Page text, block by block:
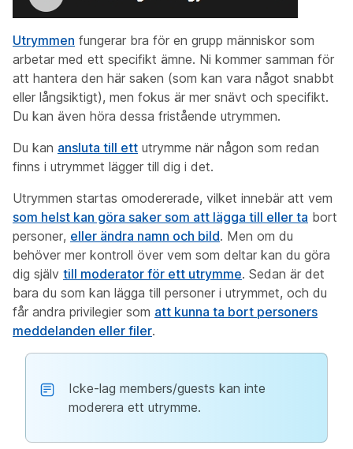
Utrymmen fungerar bra för en grupp människor som
arbetar med ett specifikt ämne. Ni kommer samman för
att hantera den här saken (som kan vara något snabbt
eller långsiktigt), men fokus är mer snävt och specifikt.
Du kan även höra dessa fristående utrymmen.
Du kan ansluta till ett utrymme när någon som redan
finns i utrymmet lägger till dig i det.
Utrymmen startas omodererade, vilket innebär att vem
som helst kan göra saker som att lägga till eller ta bort
personer, eller ändra namn och bild. Men om du
behöver mer kontroll över vem som deltar kan du göra
dig själv till moderator för ett utrymme. Sedan är det
bara du som kan lägga till personer i utrymmet, och du
får andra privilegier som att kunna ta bort personers
meddelanden eller filer.
Icke-lag members/guests kan inte
moderera ett utrymme.